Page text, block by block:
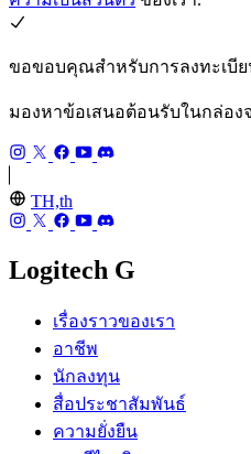
ขอขอบคุณสำหรับการลงทะเบี
มองหาข้อเสนอต้อนรับในกล่อ
TH,th
Logitech G
เรื่องราวของเรา
อาชีพ
นักลงทุน
สื่อประชาสัมพันธ์
ความยั่งยืน